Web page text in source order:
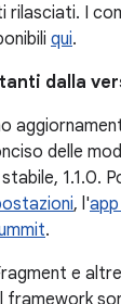
rilasciati. I
qui.
dalla
delle
1.1.0.
, l'
.
e
framework